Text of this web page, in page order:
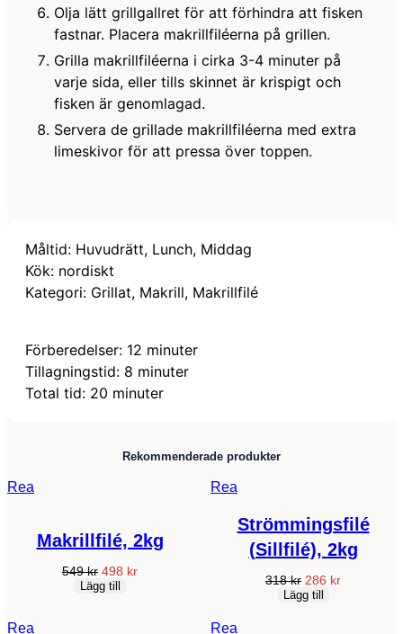
Olja lätt grillgallret för att förhindra att fisken
fastnar. Placera makrillfiléerna på grillen.
Grilla makrillfiléerna i cirka 3-4 minuter på
varje sida, eller tills skinnet är krispigt och
fisken är genomlagad.
Servera de grillade makrillfiléerna med extra
limeskivor för att pressa över toppen.
Måltid: Huvudrätt, Lunch, Middag
Kök: nordiskt
Kategori: Grillat, Makrill, Makrillfilé
Förberedelser: 12 minuter
minuter
Tillagningstid: 8 minuter
minuter
Total tid: 20 minuter
minuter
Rekommenderade produkter
Rea
Makrillfilé, 2kg
549kr Det
ursprungliga
priset
498 krDet
Lägg till
Rea
rea
Strömmingsfilé
(Sillfilé), 2kg
318kr Det
ursprungliga
priset
286 krDet
Lägg till
Rea Rea